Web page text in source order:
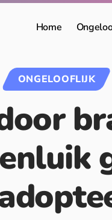
Home
ONGELOOFLIJK